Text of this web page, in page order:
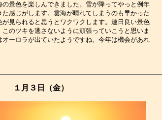
景色を楽しんできました。雪が降ってやっと例年
感じがします。雲海が晴れてしまうのも早かった
見られると思うとワクワクします。連日良い景色
のツキを逃さないように頑張っていこうと思いま
ーロラが出ていたようですね。今年は機会があれ
ラ見たいです。
１月３日（金）